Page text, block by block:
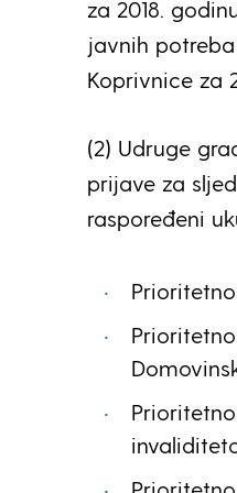
za 2018.
javnih
Koprivnice za
(2) Udruge
prijave za
raspoređeni